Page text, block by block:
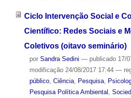
Ciclo Intervenção Social e
Científico: Redes Sociais e
Coletivos (oitavo seminário)
por Sandra Sedini — publicado17/
modificação24/08/2017 17:44 —
público, Ciência, Pesquisa,
Pesquisa Política Ambiental